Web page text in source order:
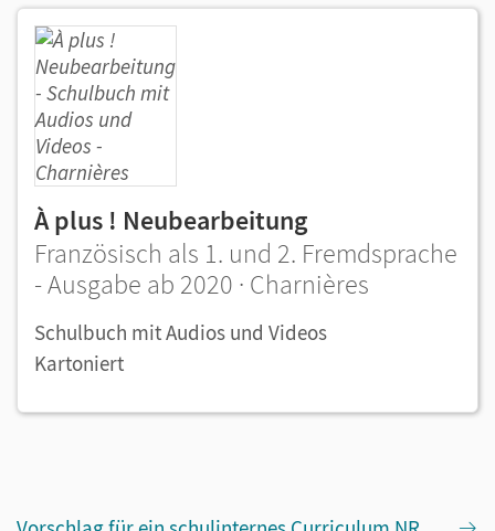
À plus ! Neubearbeitung
Französisch als 1. und 2. Fremdsprache
- Ausgabe ab 2020 · Charnières
Schulbuch mit Audios und Videos
Kartoniert